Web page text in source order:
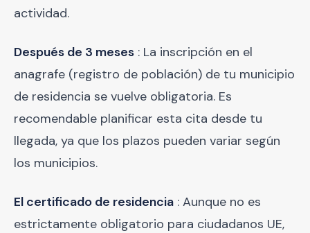
actividad.
Después de 3 meses : La inscripción en el
anagrafe (registro de población) de tu municipio
de residencia se vuelve obligatoria. Es
recomendable planificar esta cita desde tu
llegada, ya que los plazos pueden variar según
los municipios.
El certificado de residencia : Aunque no es
estrictamente obligatorio para ciudadanos UE,